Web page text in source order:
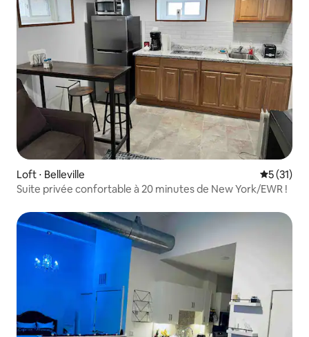
Loft ⋅ Belleville
5 (31)
Suite privée confortable à 20 minutes de New York/EWR !